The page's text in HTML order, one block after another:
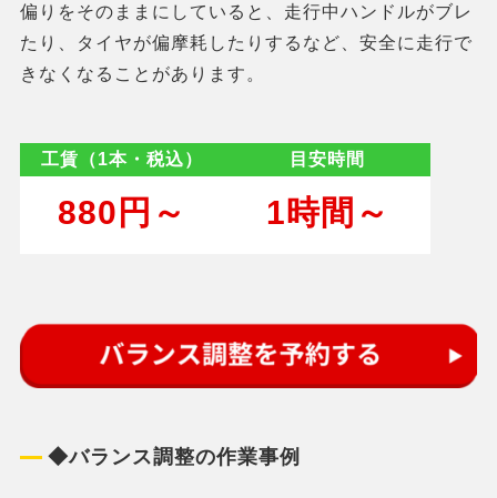
偏りをそのままにしていると、走行中ハンドルがブレ
たり、タイヤが偏摩耗したりするなど、安全に走行で
きなくなることがあります。
工賃（1本・税込） 目安時間
880円～ 1時間～
◆バランス調整の作業事例